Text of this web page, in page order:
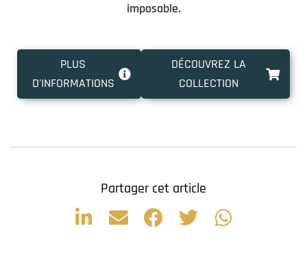
imposable.
PLUS
D'INFORMATIONS
DÉCOUVREZ LA
COLLECTION
Partager cet article